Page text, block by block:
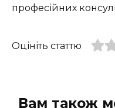
професійних
Оцініть статтю
Вам також